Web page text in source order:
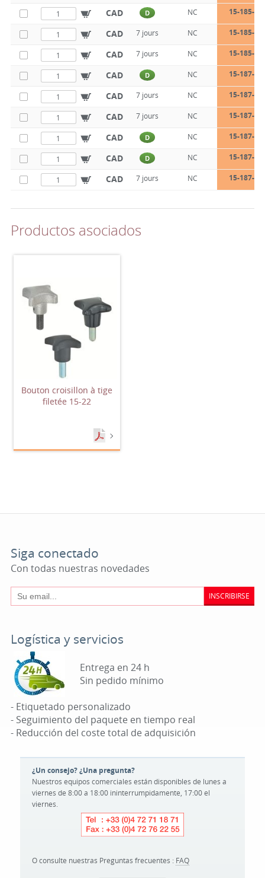
CAD D NC 15-185-50
CAD 7 jours NC 15-185-63
CAD 7 jours NC 15-185-80
CAD D NC 15-187-25
CAD 7 jours NC 15-187-32
CAD 7 jours NC 15-187-40
CAD D NC 15-187-50
CAD D NC 15-187-63
CAD 7 jours NC 15-187-80
Productos asociados
Bouton croisillon à tige
filetée 15-22
Siga conectado
Con todas nuestras novedades
INSCRIBIRSE
Logística y servicios
Entrega en 24 h
Sin pedido mínimo
- Etiquetado personalizado
- Seguimiento del paquete en tiempo real
- Reducción del coste total de adquisición
¿Un consejo? ¿Una pregunta?
Nuestros equipos comerciales están disponibles de lunes a
viernes de 8:00 a 18:00 ininterrumpidamente, 17:00 el
viernes.
O consulte nuestras Preguntas frecuentes : FAQ